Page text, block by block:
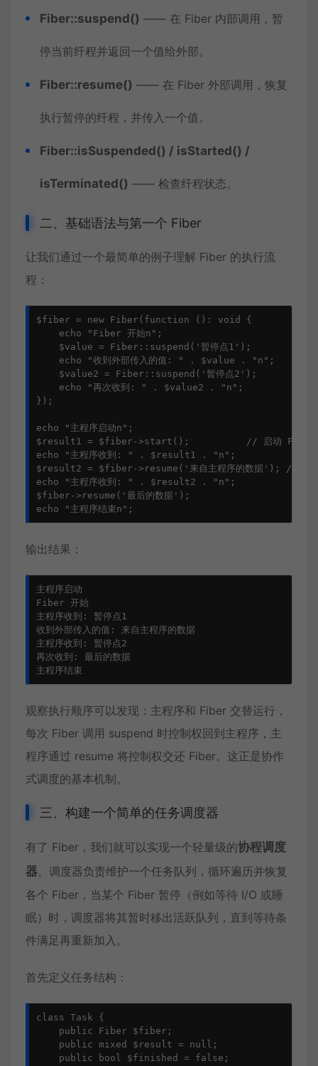
Fiber::suspend() —— 在 Fiber 内部调用，暂
停当前纤程并返回一个值给外部。
Fiber::resume() —— 在 Fiber 外部调用，恢复
执行暂停的纤程，并传入一个值。
Fiber::isSuspended() / isStarted() /
isTerminated() —— 检查纤程状态。
二、基础语法与第一个 Fiber
让我们通过一个最简单的例子理解 Fiber 的执行流
程：
$fiber = new Fiber(function (): void {
    echo "Fiber 开始n";
    $value = Fiber::suspend('暂停点1');
    echo "收到外部传入的值: " . $value . "n";
    $value2 = Fiber::suspend('暂停点2');
    echo "再次收到: " . $value2 . "n";
});
echo "主程序启动n";
$result1 = $fiber->start();          // 启动 Fiber 直
echo "主程序收到: " . $result1 . "n";
$result2 = $fiber->resume('来自主程序的数据'); // 恢复
echo "主程序收到: " . $result2 . "n";
$fiber->resume('最后的数据');
echo "主程序结束n";
输出结果：
主程序启动
Fiber 开始
主程序收到: 暂停点1
收到外部传入的值: 来自主程序的数据
主程序收到: 暂停点2
再次收到: 最后的数据
主程序结束
观察执行顺序可以发现：主程序和 Fiber 交替运行，
每次 Fiber 调用 suspend 时控制权回到主程序，主
程序通过 resume 将控制权交还 Fiber。这正是协作
式调度的基本机制。
三、构建一个简单的任务调度器
有了 Fiber，我们就可以实现一个轻量级的协程调度
器。调度器负责维护一个任务队列，循环遍历并恢复
各个 Fiber，当某个 Fiber 暂停（例如等待 I/O 或睡
眠）时，调度器将其暂时移出活跃队列，直到等待条
件满足再重新加入。
首先定义任务结构：
class Task {
    public Fiber $fiber;
    public mixed $result = null;
    public bool $finished = false;